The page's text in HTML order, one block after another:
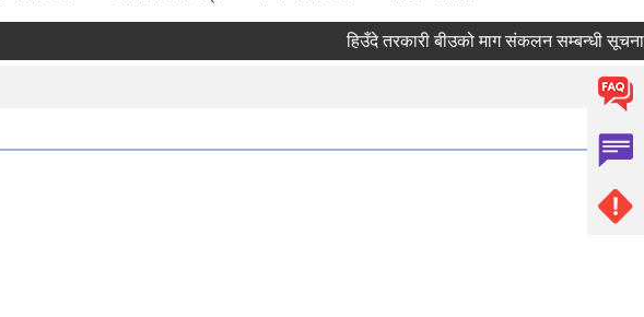
हिउँदे तरकारी बीउको माग संकलन सम्बन्धी सूचना